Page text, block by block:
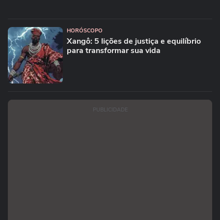
HORÓSCOPO
Xangô: 5 lições de justiça e equilíbrio
para transformar sua vida
PUBLICIDADE